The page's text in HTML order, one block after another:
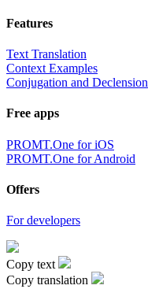
Features
Text Translation
Context Examples
Conjugation and Declension
Free apps
PROMT.One for iOS
PROMT.One for Android
Offers
For developers
Copy text
Copy translation